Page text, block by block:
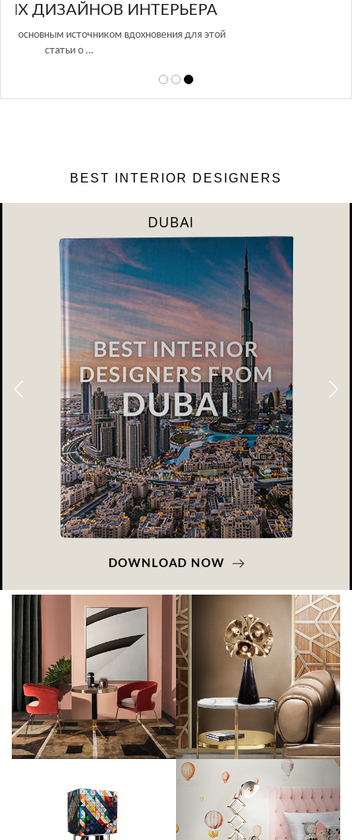
ПОДХОД К ДИЗАЙНУ
Glazov Design Group- это одна из лучших студий дизайна интерьера
BEST INTERIOR DESIGNERS
DUBAI
DOWNLOAD NOW